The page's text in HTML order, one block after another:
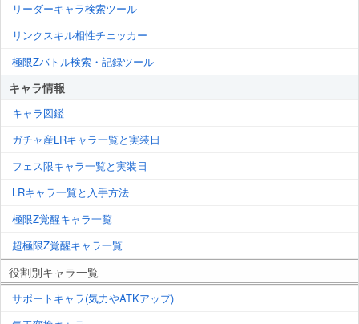
リーダーキャラ検索ツール
リンクスキル相性チェッカー
極限Zバトル検索・記録ツール
キャラ情報
キャラ図鑑
ガチャ産LRキャラ一覧と実装日
フェス限キャラ一覧と実装日
LRキャラ一覧と入手方法
極限Z覚醒キャラ一覧
超極限Z覚醒キャラ一覧
役割別キャラ一覧
サポートキャラ(気力やATKアップ)